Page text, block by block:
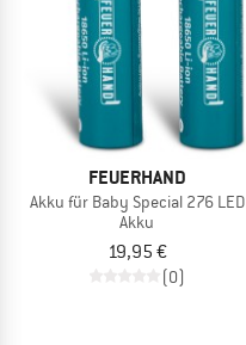
FEUERHAND
Akku für Baby Special 276 LED
Akku
19,95 €
(0)